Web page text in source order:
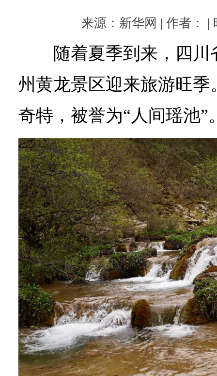
来源：新华网 | 作者： |
随着夏季到来，四
州黄龙景区迎来旅游旺
奇特，被誉为“人间瑶池”